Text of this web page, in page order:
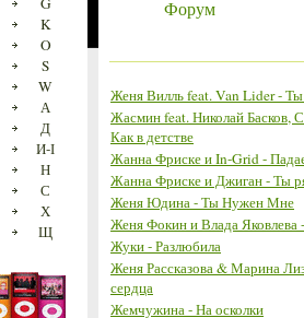
K
O
S
W
А
Д
И-І
Н
С
Х
Щ
Форум
Женя Вилль feat. Van Lider -
Жасмин feat. Николай Басков,
Как в детстве
Жанна Фриске и In-Grid -
Жанна Фриске и Джиган - Ты
Женя Юдина - Ты Нужен Мне
Женя Фокин и Влада Яковлева
Жуки - Разлюбила
Женя Рассказова & Марина
сердца
Жемчужина - На осколки